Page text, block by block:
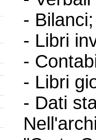
- Bilanci;
- Libri
-
- Libri
- Dati